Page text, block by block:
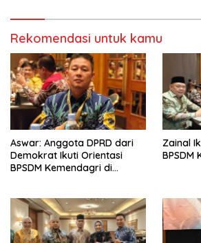
Rekomendasi untuk kamu
Aswar: Anggota DPRD dari
Demokrat Ikuti Orientasi
BPSDM Kemendagri di
Zainal
BPSDM